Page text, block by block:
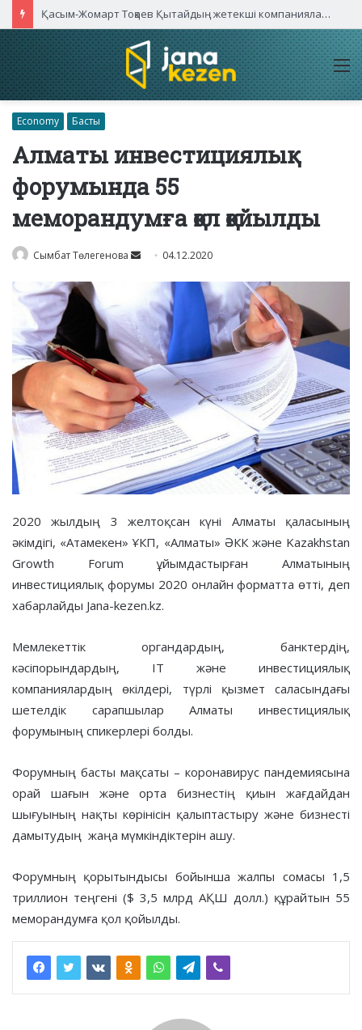
Қасым-Жомарт Тоқаев Қытайдың жетекші компаниялары басшыларымен кездесті
Economy Басты
Алматы инвестициялық
форумында 55
меморандумға қол қойылды
Сымбат Төлегенова
Send 04.12.2020
2020 жылдың 3 желтоқсан күні Алматы қаласының
әкімдігі, «Атамекен» ҰКП, «Алматы» ӘКК және Kazakhstan
Growth Forum ұйымдастырған Алматының
инвестициялық форумы 2020 онлайн форматта өтті, деп
хабарлайды Jana-kezen.kz.
Мемлекеттік органдардың, банктердің,
кәсіпорындардың, IT және инвестициялық
компаниялардың өкілдері, түрлі қызмет саласындағы
шетелдік сарапшылар Алматы инвестициялық
форумының спикерлері болды.
Форумның басты мақсаты – коронавирус пандемиясына
орай шағын және орта бизнестің қиын жағдайдан
шығуының нақты көрінісін қалыптастыру және бизнесті
дамытудың жаңа мүмкіндіктерін ашу.
Форумның қорытындысы бойынша жалпы сомасы 1,5
триллион теңгені ($ 3,5 млрд АҚШ долл.) құрайтын 55
меморандумға қол қойылды.